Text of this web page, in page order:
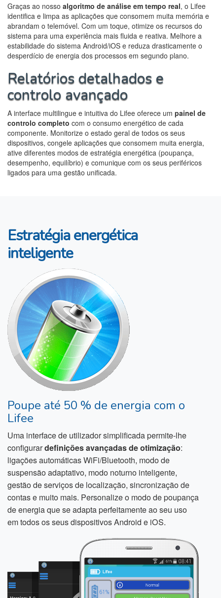
Graças ao nosso algoritmo de análise em tempo real, o Lifee
identifica e limpa as aplicações que consomem muita memória e
abrandam o telemóvel. Com um toque, otimize os recursos do
sistema para uma experiência mais fluida e reativa. Melhore a
estabilidade do sistema Android/iOS e reduza drasticamente o
desperdício de energia dos processos em segundo plano.
Relatórios detalhados e
controlo avançado
A interface multilingue e intuitiva do Lifee oferece um painel de
controlo completo com o consumo energético de cada
componente. Monitorize o estado geral de todos os seus
dispositivos, congele aplicações que consomem muita energia,
ative diferentes modos de estratégia energética (poupança,
desempenho, equilíbrio) e comunique com os seus periféricos
ligados para uma gestão unificada.
Estratégia energética
inteligente
Poupe até 50 % de energia com o
Lifee
Uma interface de utilizador simplificada permite-lhe
configurardefinições avançadas de otimização:
ligações automáticas WiFi/Bluetooth, modo de
suspensão adaptativo, modo noturno inteligente,
gestão de serviços de localização, sincronização de
contas e muito mais. Personalize o modo de poupança
de energia que se adapta perfeitamente ao seu uso
em todos os seus dispositivos Android e iOS.